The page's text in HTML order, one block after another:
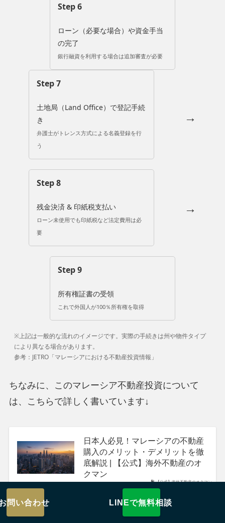
Step 6
ローン（必要な場合）や資金手当
の完了
銀行融資を利用する場合は追加審査が必要
Step 7
土地局（Land Office）で登記手続
き
弁護士がトレンス方式による名義登録を行
う
→
Step 8
残金決済 & 印紙税支払い
ローン未使用でも印紙税など法定費用は必
要
→
Step 9
所有権証書の受領
これで外国人が100％所有権を取得
※上記は一般的な流れのイメージです。実際の手続きは州や物件タイプ
により異なる場合があります。
参考：JETRO「マレーシアにおける不動産投資情報」
ちなみに、このマレーシア不動産投資について
は、こちらで詳しく書いています↓
【公式】海外不動産のオクマン
日本人必見！マレーシアの不動産
購入のメリット・デメリットを徹
底解説 | 【公式】海外不動産のオ
クマン
問い合わせ LINEで無料相談